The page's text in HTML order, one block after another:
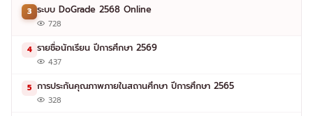
3 ระบบ DoGrade 2568 Online
728
4 รายชื่อนักเรียน ปีการศึกษา 2569
437
5 การประกันคุณภาพภายในสถานศึกษา ปีการศึกษา 2565
328